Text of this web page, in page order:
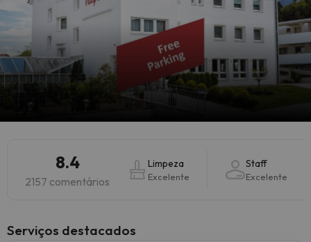
8.4
2157 comentários
Limpeza
Excelente
Staff
Excelente
Serviços destacados